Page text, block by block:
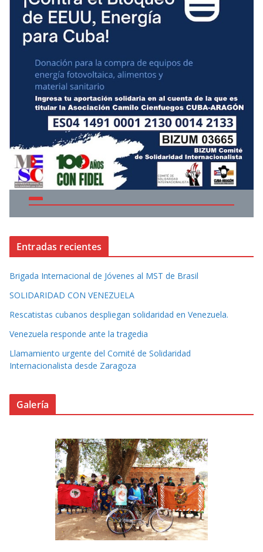
Entradas recientes
Brigada Internacional de Jóvenes al MST de Brasil
SOLIDARIDAD CON VENEZUELA
Rescatistas cubanos despliegan solidaridad en Venezuela.
Venezuela responde ante la tragedia
Llamamiento urgente del Comité de Solidaridad
Internacionalista desde Zaragoza
Galería